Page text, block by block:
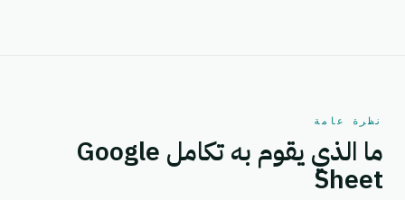
نظرة عامة
ما الذي يقوم به تكامل Google
Sheet